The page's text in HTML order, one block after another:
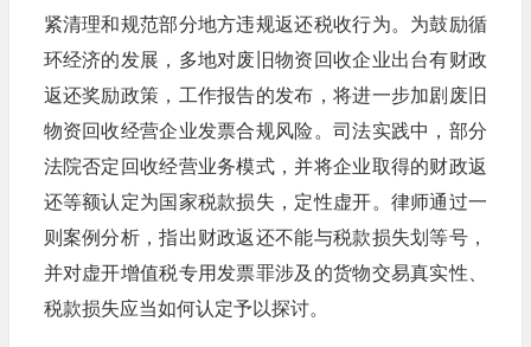
紧清理和规范部分地方违规返还税收行为。为鼓励循
环经济的发展，多地对废旧物资回收企业出台有财政
返还奖励政策，工作报告的发布，将进一步加剧废旧
物资回收经营企业发票合规风险。司法实践中，部分
法院否定回收经营业务模式，并将企业取得的财政返
还等额认定为国家税款损失，定性虚开。律师通过一
则案例分析，指出财政返还不能与税款损失划等号，
并对虚开增值税专用发票罪涉及的货物交易真实性、
税款损失应当如何认定予以探讨。